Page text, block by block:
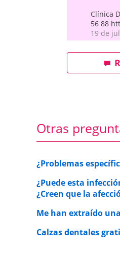
Clínica
56 88
19 de
Otras
¿Problemas
¿Puede esta
¿Creen que la
Me han extraído
Calzas dentales